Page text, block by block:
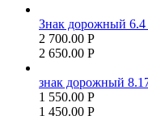
Знак дорожный 6.4
2 700.00 Р
2 650.00 Р
знак дорожный
1 550.00 Р
1 450.00 Р